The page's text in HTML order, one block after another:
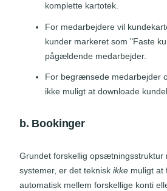
komplette kartotek.
For medarbejdere vil
kunder markeret som "Faste
pågældende medarbejder.
For begrænsede medarbejder
ikke muligt at downloade
b. Bookinger
Grundet forskellig opsætningsstruktur
systemer, er det teknisk ikke muligt at
automatisk mellem forskellige konti